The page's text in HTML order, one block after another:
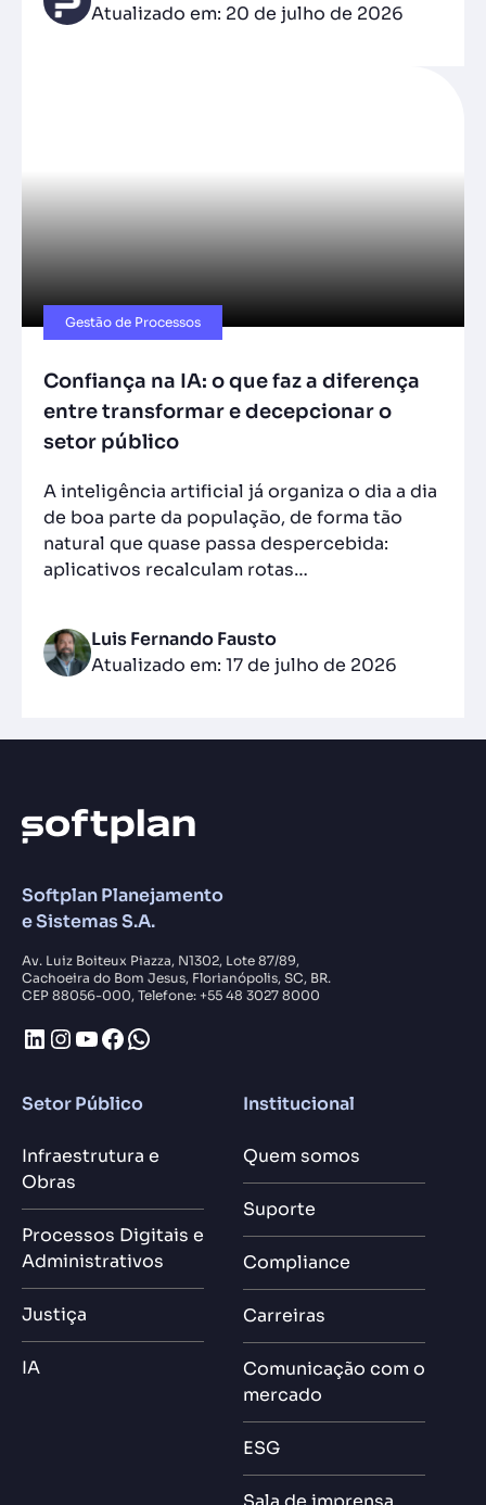
Atualizado em: 20 de julho de 2026
Gestão de Processos
Confiança na IA: o que faz a diferença
entre transformar e decepcionar o
setor público
A inteligência artificial já organiza o dia a dia
de boa parte da população, de forma tão
natural que quase passa despercebida:
aplicativos recalculam rotas…
Luis Fernando Fausto
Atualizado em: 17 de julho de 2026
Softplan Planejamento
e Sistemas S.A.
Av. Luiz Boiteux Piazza, N1302, Lote 87/89,
Cachoeira do Bom Jesus, Florianópolis, SC, BR.
CEP 88056-000, Telefone: +55 48 3027 8000
LinkedIn
Instagram
Youtube
Facebook
WhatsApp
Setor Público
Infraestrutura e
Obras
Processos Digitais e
Administrativos
Justiça
IA
Institucional
Quem somos
Suporte
Compliance
Carreiras
Comunicação com o
mercado
ESG